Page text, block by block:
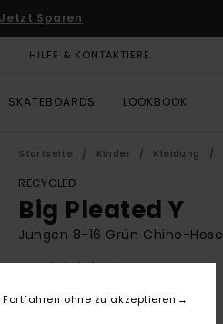
Jetzt Sparen
HILFE & KONTAKTIERE
SKATEBOARDS LOOKBOOK
Startseite Kinder Kleidung
RECYCLED
Big Pleated Y
Jungen 8-16 Grün Chino-Hose
4.5
ECO-BONUS
Fortfahren ohne zu akzeptieren